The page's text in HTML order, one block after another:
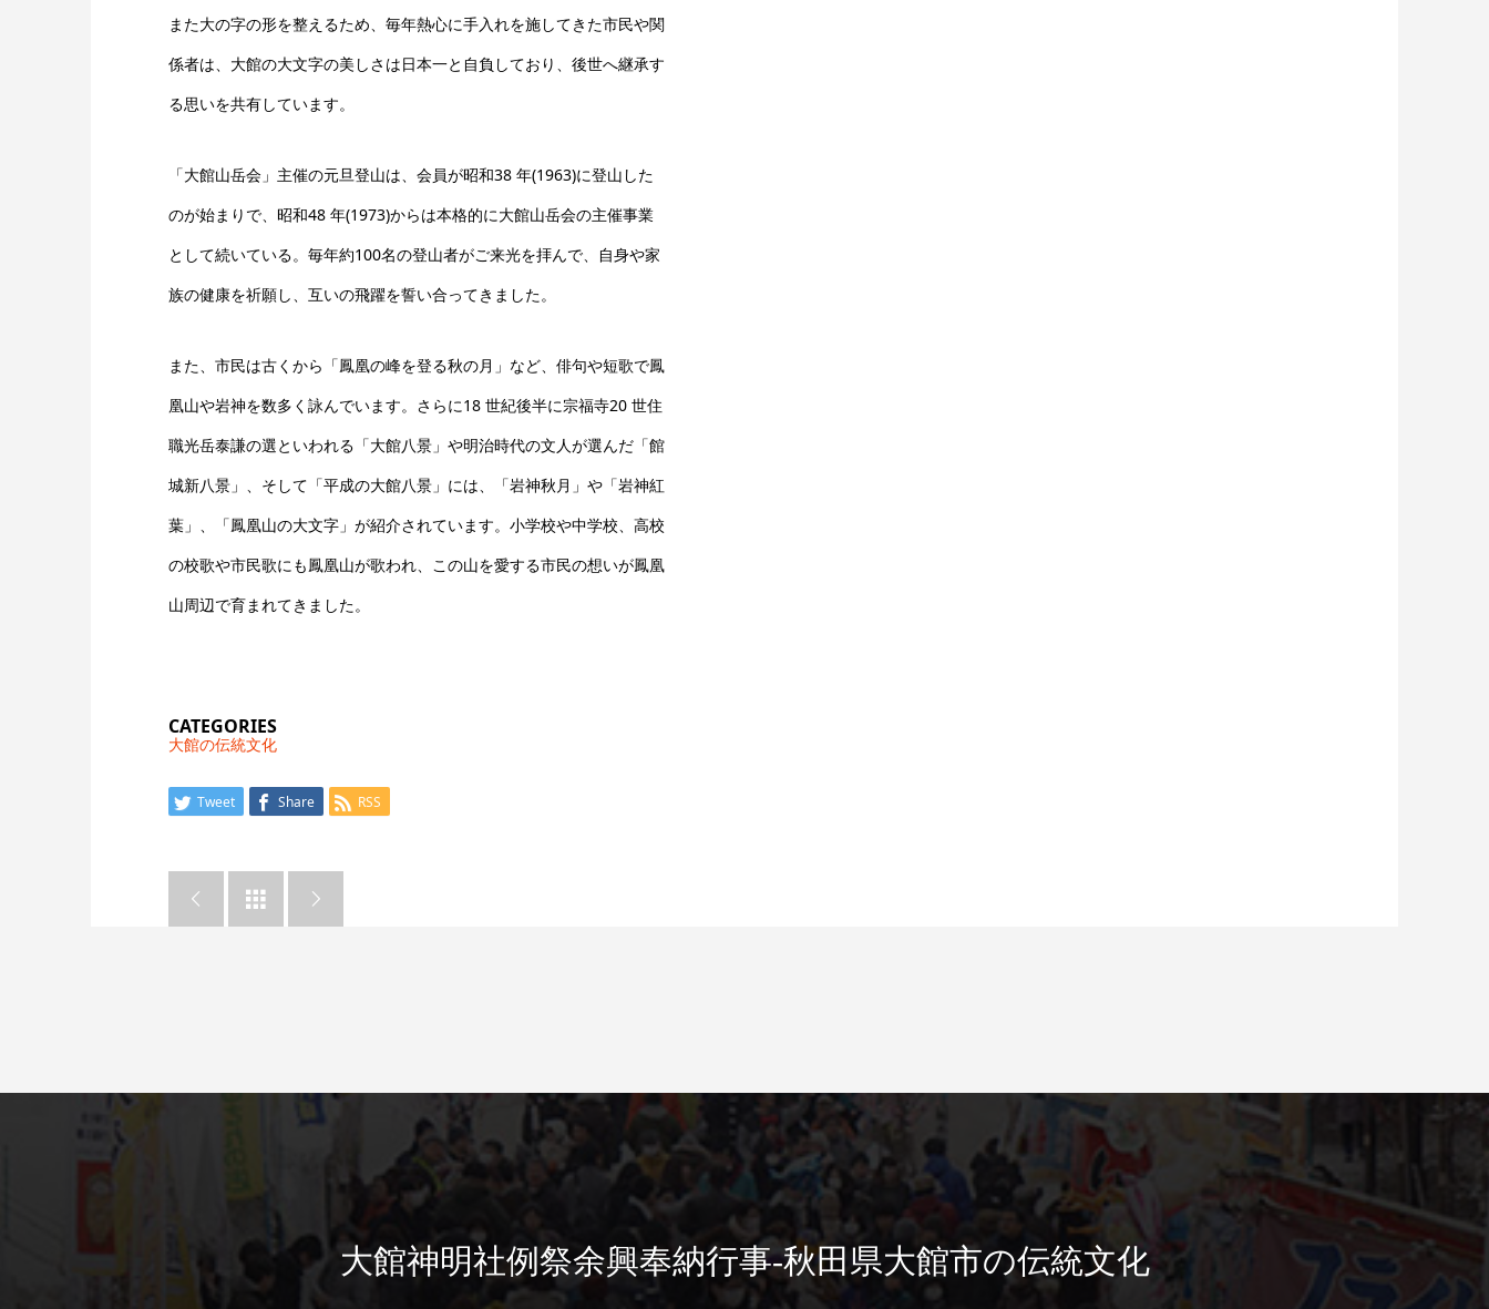
また大の字の形を整えるため、毎年熱心に手入れを施してきた市民や関
係者は、大館の大文字の美しさは日本一と自負しており、後世へ継承す
る思いを共有しています。
「大館山岳会」主催の元旦登山は、会員が昭和38 年(1963)に登山した
のが始まりで、昭和48 年(1973)からは本格的に大館山岳会の主催事業
として続いている。毎年約100名の登山者がご来光を拝んで、自身や家
族の健康を祈願し、互いの飛躍を誓い合ってきました。
また、市民は古くから「鳳凰の峰を登る秋の月」など、俳句や短歌で鳳
凰山や岩神を数多く詠んでいます。さらに18 世紀後半に宗福寺20 世住
職光岳泰謙の選といわれる「大館八景」や明治時代の文人が選んだ「館
城新八景」、そして「平成の大館八景」には、「岩神秋月」や「岩神紅
葉」、「鳳凰山の大文字」が紹介されています。小学校や中学校、高校
の校歌や市民歌にも鳳凰山が歌われ、この山を愛する市民の想いが鳳凰
山周辺で育まれてきました。
CATEGORIES
大館の伝統文化
Tweet Share RSS
  
大館神明社例祭余興奉納行事-秋田県大館市の伝統文化